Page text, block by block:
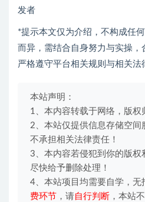
发者
*提示本文仅为介绍，不构成任
而异，需结合自身努力与实操
严格遵守平台相关规则与相关法
本站声明：
1、本内容转载于网络，版权
2、本站仅提供信息存储空间
不承担相关法律责任！
3、本内容若侵犯到你的版权
尽快给予删除处理！
4、本站项目均需要自学，无
费环节 ，请自行判断 ，本站